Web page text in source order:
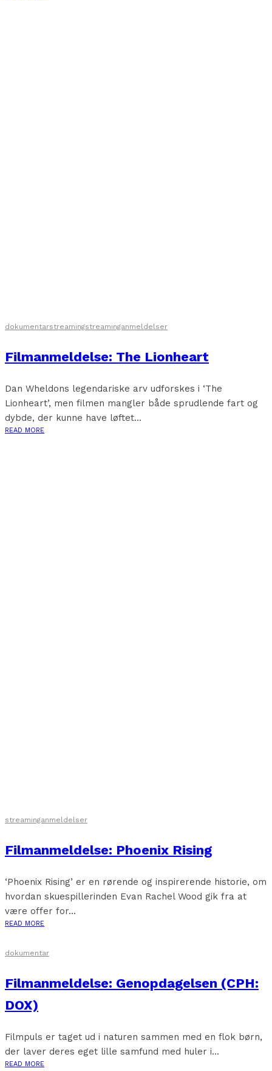
dokumentarstreamingstreaminganmeldelser
Filmanmeldelse: The Lionheart
Dan Wheldons legendariske arv udforskes i ‘The
Lionheart’, men filmen mangler både sprudlende fart og
dybde, der kunne have løftet...
READ MORE
streaminganmeldelser
Filmanmeldelse: Phoenix Rising
‘Phoenix Rising’ er en rørende og inspirerende historie, om
hvordan skuespillerinden Evan Rachel Wood gik fra at
være offer for...
READ MORE
dokumentar
Filmanmeldelse: Genopdagelsen (CPH:
DOX)
Filmpuls er taget ud i naturen sammen med en flok børn,
der laver deres eget lille samfund med huler i...
READ MORE